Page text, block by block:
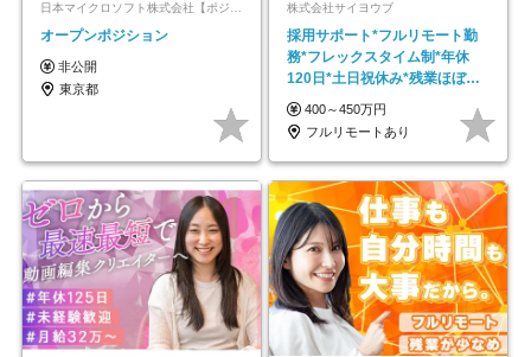
日本マイクロソフト株式会社【ポジションマッチ登録】
オープンポジション
非公開
東京都
株式会社サイヨウブ
採用サポート*フルリモート勤
務*フレックスタイム制*年休
120日*土日祝休み*残業ほぼな
し*育児中社員8割以上
400～450万円
フルリモートあり